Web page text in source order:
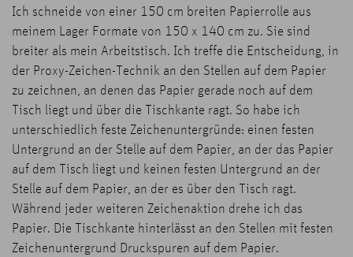
Ich schneide von einer 150 cm breiten Papierrolle aus
meinem Lager Formate von 150 x 140 cm zu. Sie sind
breiter als mein Arbeitstisch. Ich treffe die Entscheidung, in
der Proxy-Zeichen-Technik an den Stellen auf dem Papier
zu zeichnen, an denen das Papier gerade noch auf dem
Tisch liegt und über die Tischkante ragt. So habe ich
unterschiedlich feste Zeichenuntergründe: einen festen
Untergrund an der Stelle auf dem Papier, an der das Papier
auf dem Tisch liegt und keinen festen Untergrund an der
Stelle auf dem Papier, an der es über den Tisch ragt.
Während jeder weiteren Zeichenaktion drehe ich das
Papier. Die Tischkante hinterlässt an den Stellen mit festen
Zeichenuntergrund Druckspuren auf dem Papier.